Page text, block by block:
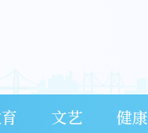
文艺 健康